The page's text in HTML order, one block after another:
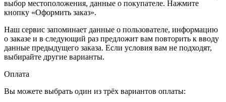
выбор местоположения, данные о покупателе. Нажмите
кнопку «Оформить заказ».
Наш сервис запоминает данные о пользователе, информацию
о заказе и в следующий раз предложит вам повторить к вводу
данные предыдущего заказа. Если условия вам не подходят,
выбирайте другие варианты.
Оплата
Вы можете выбрать один из трёх вариантов оплаты: